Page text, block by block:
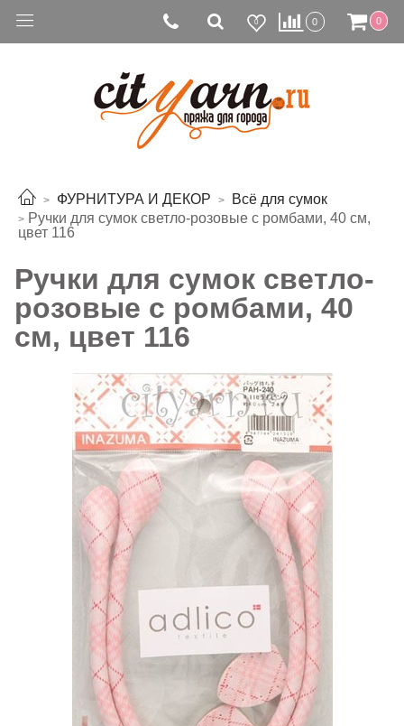
0 0 0
ФУРНИТУРА И ДЕКОР
Всё для сумок
Ручки для сумок светло-розовые с ромбами, 40 см,
цвет 116
Ручки для сумок светло-
розовые с ромбами, 40
см, цвет 116